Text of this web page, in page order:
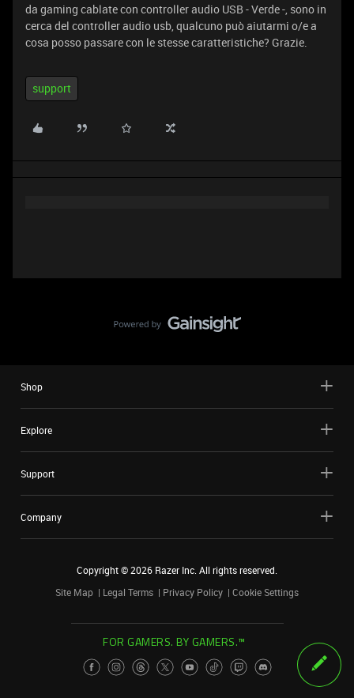
da gaming cablate con controller audio USB - Verde -, sono in
cerca del controller audio usb, qualcuno può aiutarmi o/e a
cosa posso passare con le stesse caratteristiche? Grazie.
support
Shop
Explore
Support
Company
Copyright ©2026 Razer Inc. All rights reserved.
Site Map
Legal Terms Privacy Policy Cookie Settings
FOR GAMERS. BY GAMERS.™